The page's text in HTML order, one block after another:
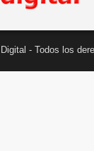
- Todos los